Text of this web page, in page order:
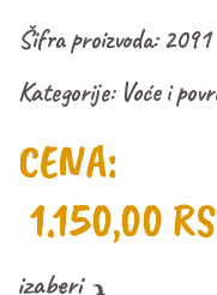
Šifra proizvoda:2091
Kategorije: Voće i
CENA:
1.150,00